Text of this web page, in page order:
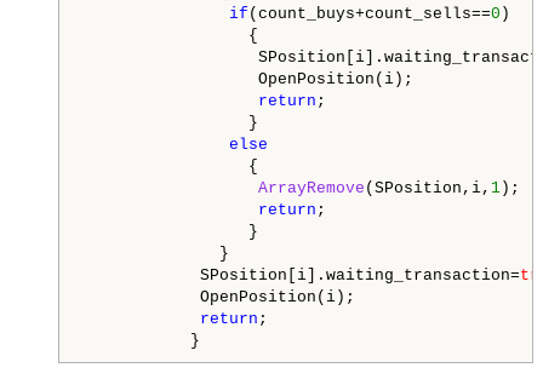
if (count_buys+count_sells==0 )
{
OpenPosition(i);
return ;
}
else
{
ArrayRemove (SPosition,i, 1 );
return ;
}
}
SPosition[i].waiting_transaction=
OpenPosition(i);
return ;
}